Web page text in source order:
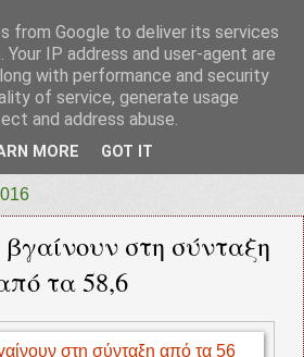
ΗΛΕΚΤΡΟΝΙΚΗ-
βγαίνουν στη σύνταξη
τα 58,6
from Google to deliver its services
IP address and user-agent are
with performance and security
of service, generate usage
and address abuse.
MORE GOT IT